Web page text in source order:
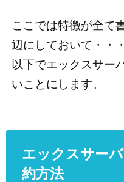
ここでは特徴が全て
辺にしておいて・・・
以下でエックスサー
いことにします。
エックスサー
約方法